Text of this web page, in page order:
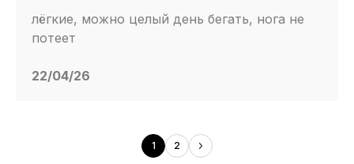
лёгкие, можно целый день бегать, нога не
потеет
22/04/26
1 2